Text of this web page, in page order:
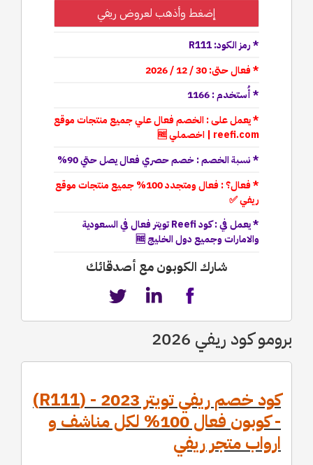
إضغط وأذهب لعروض ريفي
* رمز الكود: R111
* فعال حتى: 30 / 12 / 2026
* أُستخدم : 1166
* يعمل على : الخصم فعال علي جميع منتجات موقع
reefi.com | اخصملي 🆓
* نسبة الخصم : خصم حصري فعال يصل حتي 90%
* فعال؟ : فعال ومتجدد 100% جميع منتجات موقع
ريفي ✅
* يعمل في : كود Reefi تويتر فعال في السعودية
والامارات وجميع دول الخليج 🆓
شارك الكوبون مع أصدقائك
برومو كود ريفي 2026
كود خصم ريفي تويتر 2023 - (R111)
- كوبون فعال 100% لكل مناشف و
ارواب متجر ريفي